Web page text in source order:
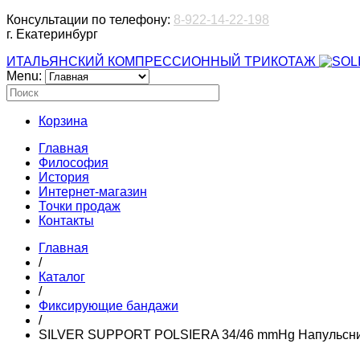
Консультации по телефону: 8-922-14-22-198
г. Екатеринбург
ИТАЛЬЯНСКИЙ КОМПРЕССИОННЫЙ ТРИКОТАЖ
Menu:
Корзина
Главная
Философия
История
Интернет-магазин
Точки продаж
Контакты
Главная
/
Каталог
/
Фиксирующие бандажи
/
SILVER SUPPORT POLSIERA 34/46 mmHg